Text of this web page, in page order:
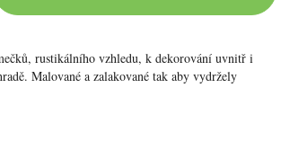
rustikálního vzhledu, k dekorování uvnitř i
Malované a zalakované tak aby vydržely